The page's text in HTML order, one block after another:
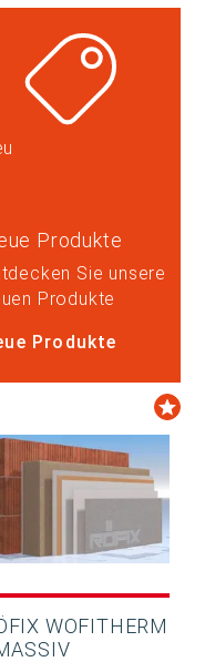
Produkte
Sie unsere
Produkte
Produkte
WOFITHERM